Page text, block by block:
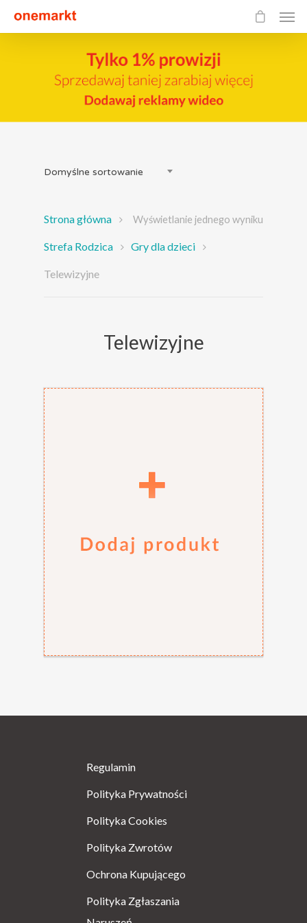
Domyślne sortowanie
Wyświetlanie jednego wyniku
Strona główna
Strefa Rodzica Gry dla dzieci
Telewizyjne
Telewizyjne
Regulamin
Polityka Prywatności
Polityka Cookies
Polityka Zwrotów
Ochrona Kupującego
Polityka Zgłaszania